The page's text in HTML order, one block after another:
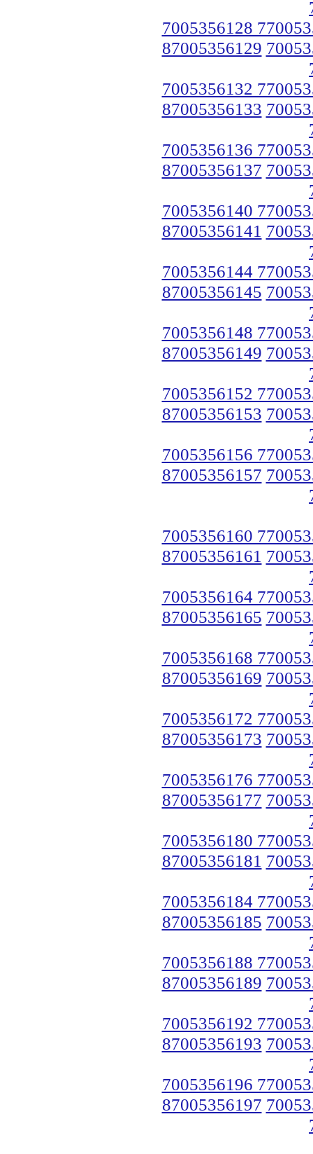
7005356128
87005356129
7005356132
87005356133
7005356136
87005356137
7005356140
87005356141
7005356144
87005356145
7005356148
87005356149
7005356152
87005356153
7005356156
87005356157
7005356160
87005356161
7005356164
87005356165
7005356168
87005356169
7005356172
87005356173
7005356176
87005356177
7005356180
87005356181
7005356184
87005356185
7005356188
87005356189
7005356192
87005356193
7005356196
87005356197